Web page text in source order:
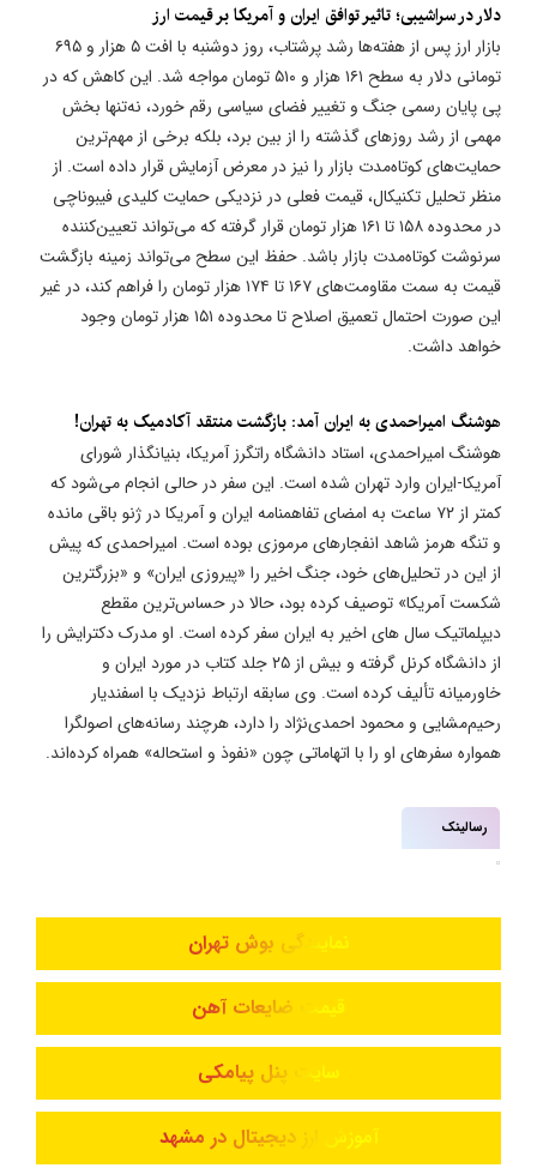
دلار در سراشیبی؛ تاثیر توافق ایران و آمریکا بر قیمت ارز
بازار ارز پس از هفته‌ها رشد پرشتاب، روز دوشنبه با افت ۵ هزار و ۶۹۵
تومانی دلار به سطح ۱۶۱ هزار و ۵۱۰ تومان مواجه شد. این کاهش که در
پی پایان رسمی جنگ و تغییر فضای سیاسی رقم خورد، نه‌تنها بخش
مهمی از رشد روزهای گذشته را از بین برد، بلکه برخی از مهم‌ترین
حمایت‌های کوتاه‌مدت بازار را نیز در معرض آزمایش قرار داده است. از
منظر تحلیل تکنیکال، قیمت فعلی در نزدیکی حمایت کلیدی فیبوناچی
در محدوده ۱۵۸ تا ۱۶۱ هزار تومان قرار گرفته که می‌تواند تعیین‌کننده
سرنوشت کوتاه‌مدت بازار باشد. حفظ این سطح می‌تواند زمینه بازگشت
قیمت به سمت مقاومت‌های ۱۶۷ تا ۱۷۴ هزار تومان را فراهم کند، در غیر
این صورت احتمال تعمیق اصلاح تا محدوده ۱۵۱ هزار تومان وجود
خواهد داشت.
هوشنگ امیراحمدی به ایران آمد: بازگشت منتقد آکادمیک به تهران!
هوشنگ امیراحمدی، استاد دانشگاه راتگرز آمریکا، بنیانگذار شورای
آمریکا-ایران وارد تهران شده است. این سفر در حالی انجام می‌شود که
کمتر از ۷۲ ساعت به امضای تفاهمنامه ایران و آمریکا در ژنو باقی مانده
و تنگه هرمز شاهد انفجارهای مرموزی بوده است. امیراحمدی که پیش
از این در تحلیل‌های خود، جنگ اخیر را «پیروزی ایران» و «بزرگترین
شکست آمریکا» توصیف کرده بود، حالا در حساس‌ترین مقطع
دیپلماتیک سال های اخیر به ایران سفر کرده است. او مدرک دکترایش را
از دانشگاه کرنل گرفته و بیش از ۲۵ جلد کتاب در مورد ایران و
خاورمیانه تألیف کرده است. وی سابقه ارتباط نزدیک با اسفندیار
رحیم‌مشایی و محمود احمدی‌نژاد را دارد، هرچند رسانه‌های اصولگرا
همواره سفرهای او را با اتهاماتی چون «نفوذ و استحاله» همراه کرده‌اند.
رسالینک
نمایندگی بوش تهران
قیمت ضایعات آهن
سایت پنل پیامکی
آموزش ارز دیجیتال در مشهد